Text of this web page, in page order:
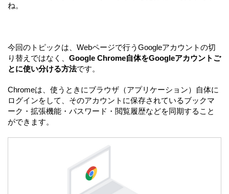
ね。
今回のトピックは、Webページで行うGoogleアカウントの切
り替えではなく、 Google Chrome自体をGoogleアカウントご
とに使い分ける方法です。
Chromeは、使うときにブラウザ（アプリケーション）自体に
ログインをして、そのアカウントに保存されているブックマ
ーク・拡張機能・パスワード・閲覧履歴などを同期すること
ができます。